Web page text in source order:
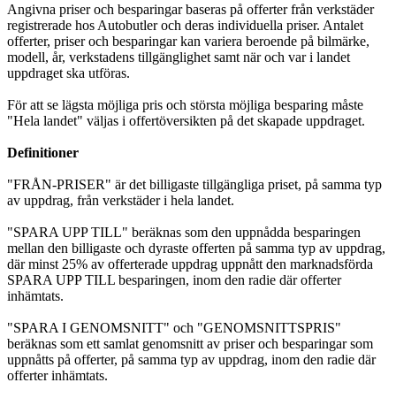
Angivna priser och besparingar baseras på offerter från verkstäder
registrerade hos Autobutler och deras individuella priser. Antalet
offerter, priser och besparingar kan variera beroende på bilmärke,
modell, år, verkstadens tillgänglighet samt när och var i landet
uppdraget ska utföras.
För att se lägsta möjliga pris och största möjliga besparing måste
"Hela landet" väljas i offertöversikten på det skapade uppdraget.
Definitioner
"FRÅN-PRISER" är det billigaste tillgängliga priset, på samma typ
av uppdrag, från verkstäder i hela landet.
"SPARA UPP TILL" beräknas som den uppnådda besparingen
mellan den billigaste och dyraste offerten på samma typ av uppdrag,
där minst 25% av offerterade uppdrag uppnått den marknadsförda
SPARA UPP TILL besparingen, inom den radie där offerter
inhämtats.
"SPARA I GENOMSNITT" och "GENOMSNITTSPRIS"
beräknas som ett samlat genomsnitt av priser och besparingar som
uppnåtts på offerter, på samma typ av uppdrag, inom den radie där
offerter inhämtats.